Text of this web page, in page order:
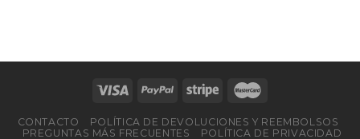
CONTACTO
POLÍTICA DE DEVOLUCIONES Y REEMBOLSOS
PREGUNTAS MÁS FRECUENTES
POLÍTICA DE PRIVACIDAD